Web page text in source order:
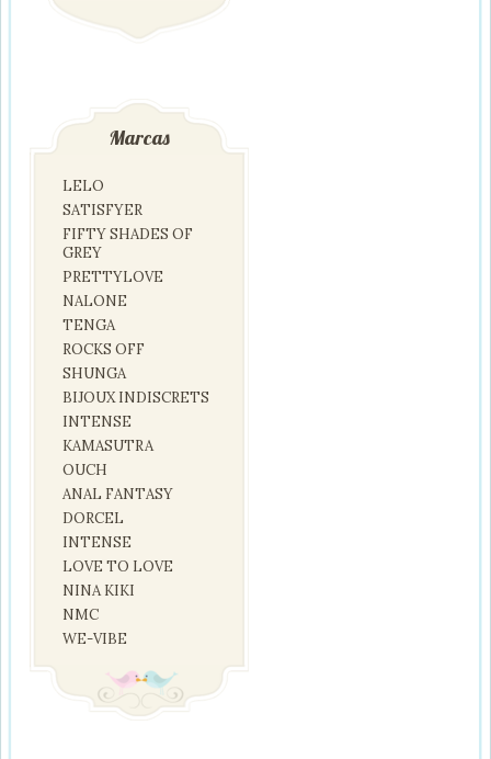
Marcas
LELO
SATISFYER
FIFTY SHADES OF
GREY
PRETTYLOVE
NALONE
TENGA
ROCKS OFF
SHUNGA
BIJOUX INDISCRETS
INTENSE
KAMASUTRA
OUCH
ANAL FANTASY
DORCEL
INTENSE
LOVE TO LOVE
NINA KIKI
NMC
WE-VIBE